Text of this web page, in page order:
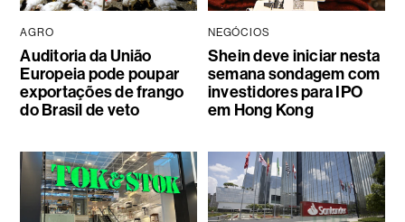
AGRO
Auditoria da União
Europeia pode poupar
exportações de frango
do Brasil de veto
NEGÓCIOS
Shein deve iniciar nesta
semana sondagem com
investidores para IPO
em Hong Kong